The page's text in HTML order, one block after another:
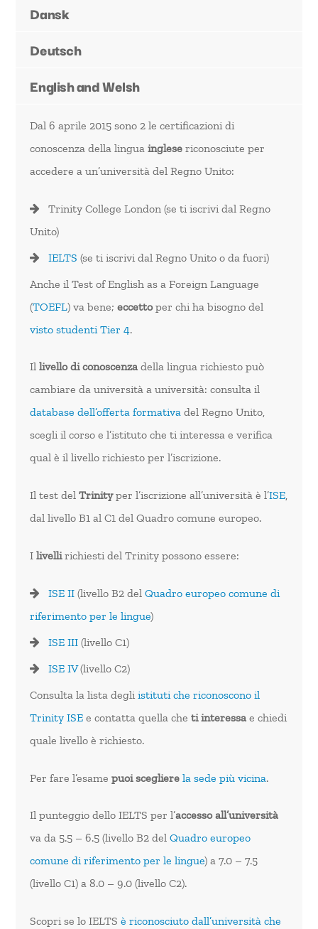
Dansk
Deutsch
English and Welsh
Dal 6 aprile 2015 sono 2 le certificazioni di
conoscenza della linguainglese riconosciute per
accedere a un’università del Regno Unito:
Trinity College London (se ti iscrivi dal Regno
Unito)
IELTS (se ti iscrivi dal Regno Unito o da fuori)
Anche il Test of English as a Foreign Language
(TOEFL) va bene;eccettoper chi ha bisogno del
visto studenti Tier 4.
Illivello di conoscenza della lingua richiesto può
cambiare da università a università: consulta il
database dell’offerta formativa del Regno Unito,
scegli il corso e l’istituto che ti interessa e verifica
qual è il livello richiesto per l’iscrizione.
Il test delTrinityper l’iscrizione all’università è l’ISE,
dal livello B1 al C1 del Quadro comune europeo.
Ilivellirichiesti del Trinity possono essere:
ISE II (livello B2 delQuadro europeo comune di
riferimento per le lingue)
ISE III (livello C1)
ISE IV(livello C2)
Consulta la lista degliistituti che riconoscono il
Trinity ISE e contatta quella cheti interessa e chiedi
quale livello è richiesto.
Per fare l’esamepuoi scegliere la sede più vicina.
Il punteggio dello IELTS per l’accesso all’università
va da 5.5 – 6.5 (livello B2 delQuadro europeo
comune di riferimento per le lingue) a 7.0 – 7.5
(livello C1) a 8.0 – 9.0 (livello C2).
Scopri se lo IELTSè riconosciuto dall’università che